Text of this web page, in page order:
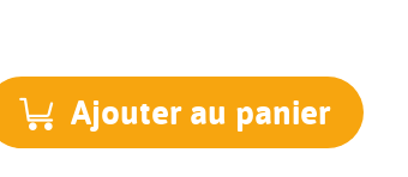
Ajouter au panier